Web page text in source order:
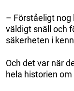
– Förståeligt nog
väldigt snäll och
säkerheten i
Och det var när
hela historien